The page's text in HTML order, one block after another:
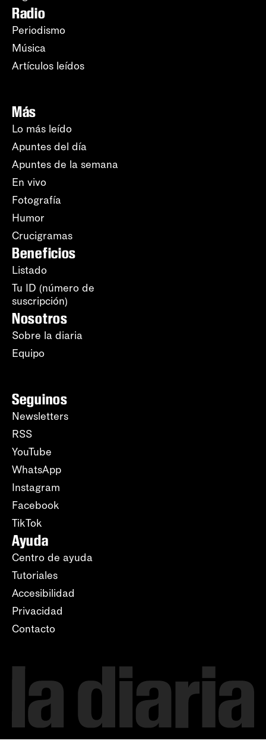
Radio
Periodismo
Música
Artículos leídos
Más
Lo más leído
Apuntes del día
Apuntes de la semana
En vivo
Fotografía
Humor
Crucigramas
Beneficios
Listado
Tu ID (número de
suscripción)
Nosotros
Sobre la diaria
Equipo
Seguinos
Newsletters
RSS
YouTube
WhatsApp
Instagram
Facebook
TikTok
Ayuda
Centro de ayuda
Tutoriales
Accesibilidad
Privacidad
Contacto